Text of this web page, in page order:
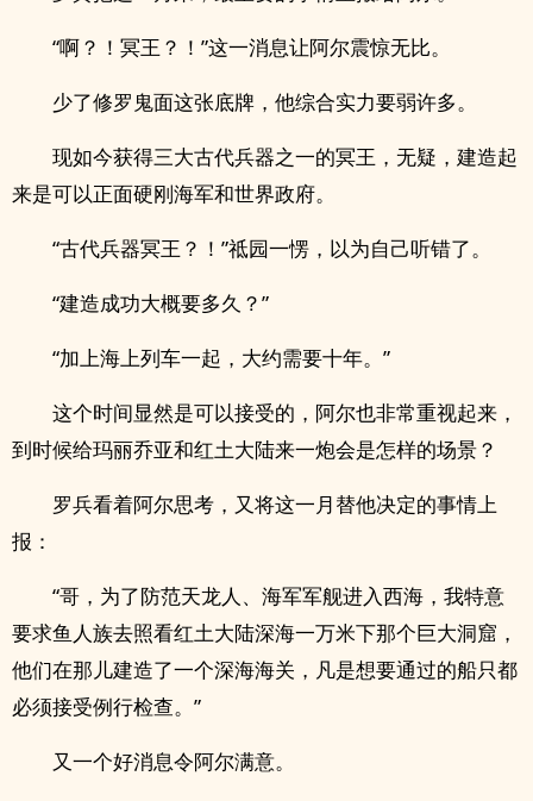
“啊？！冥王？！”这一消息让阿尔震惊无比。
少了修罗鬼面这张底牌，他综合实力要弱许多。
现如今获得三大古代兵器之一的冥王，无疑，建造起
来是可以正面硬刚海军和世界政府。
“古代兵器冥王？！”祗园一愣，以为自己听错了。
“建造成功大概要多久？”
“加上海上列车一起，大约需要十年。”
这个时间显然是可以接受的，阿尔也非常重视起来，
到时候给玛丽乔亚和红土大陆来一炮会是怎样的场景？
罗兵看着阿尔思考，又将这一月替他决定的事情上
报：
“哥，为了防范天龙人、海军军舰进入西海，我特意
要求鱼人族去照看红土大陆深海一万米下那个巨大洞窟，
他们在那儿建造了一个深海海关，凡是想要通过的船只都
必须接受例行检查。”
又一个好消息令阿尔满意。